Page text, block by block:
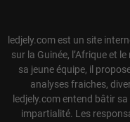
ledjely.com est un site
sur la Guinée, l’Afrique et
sa jeune équipe, il
analyses fraiches,
ledjely.com entend bâtir
impartialité. Les